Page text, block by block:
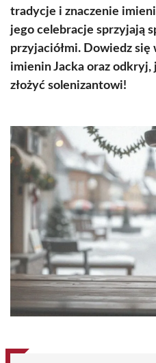
tradycje i znaczenie
jego celebracje sprzyjają
przyjaciółmi. Dowiedz się
imienin Jacka oraz odkryj,
złożyć solenizantowi!